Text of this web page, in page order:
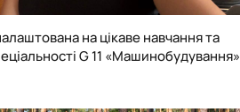
на цікаве навчання та
G 11 «Машинобудування»